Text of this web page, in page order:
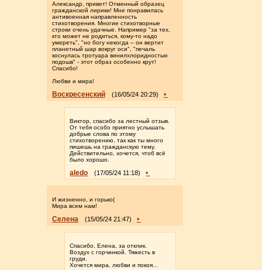
Александр, привет! Отменный образец
гражданской лирики! Мне понравилась
антивоенная направленность
стихотворения. Многие стихотворные
строки очень удачные. Например "за тех,
кто может не родиться, кому-то надо
умереть", "но богу некогда – он вертит
планетный шар вокруг оси", "печаль
коснулась тротуара винилхлоридностью
подошв" - этот образ особенно крут!
Спасибо!
Любви и мира!
Воскресенский (16/05/24 20:29) •
Виктор, спасибо за лестный отзыв.
От тебя особо приятно услышать
добрые слова по этому
стихотворению, так как ты много
пишешь на гражданскую тему.
Действительно, хочется, чтоб всё
было хорошо.
aledo (17/05/24 11:18) •
И жизненно, и горько(
Мира всем нам!
Селена (15/05/24 21:47) •
Спасибо, Елена, за отклик.
Воздух с горчинкой. Тяжесть в
груди.
Хочется мира, любви и покоя...